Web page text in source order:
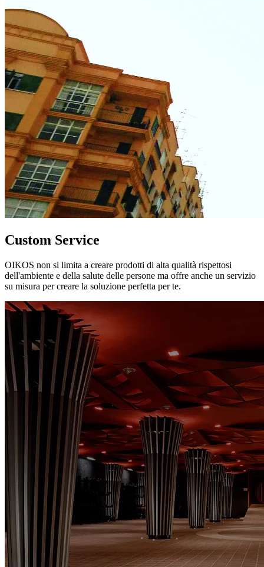
Custom Service
OIKOS non si limita a creare prodotti di alta qualità rispettosi
dell'ambiente e della salute delle persone ma offre anche un servizio
su misura per creare la soluzione perfetta per te.